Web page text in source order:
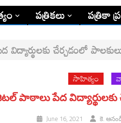
పత్రికలు పత్రికా
చేర్చడంలో
సాహిత్యం
పాఠాలు పేద
June 16, 2021 కె.